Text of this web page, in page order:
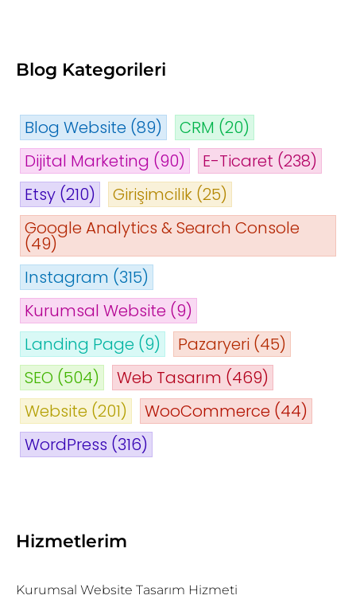
Blog Kategorileri
Blog Website (89) CRM (20)
Dijital Marketing (90) E-Ticaret (238)
Etsy (210) Girişimcilik (25)
Google Analytics & Search Console
(49)
Instagram (315)
Kurumsal Website (9)
Landing Page (9) Pazaryeri (45)
SEO (504) Web Tasarım (469)
Website (201) WooCommerce (44)
WordPress (316)
Hizmetlerim
Kurumsal Website Tasarım Hizmeti